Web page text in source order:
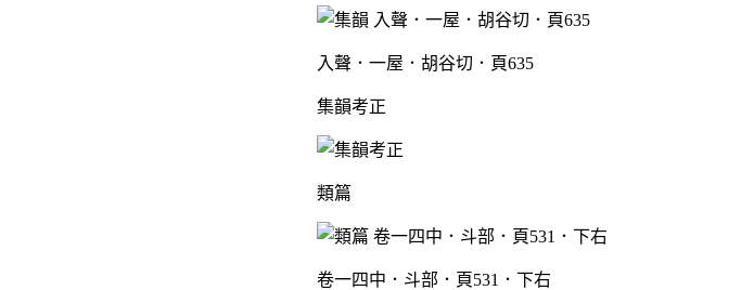
入聲．一屋．胡谷切．頁635
集韻考正
類篇
卷一四中．斗部．頁531．下右